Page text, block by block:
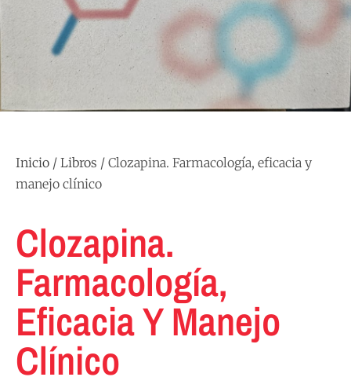
Inicio / Libros / Clozapina. Farmacología, eficacia y
manejo clínico
Clozapina.
Farmacología,
Eficacia Y Manejo
Clínico